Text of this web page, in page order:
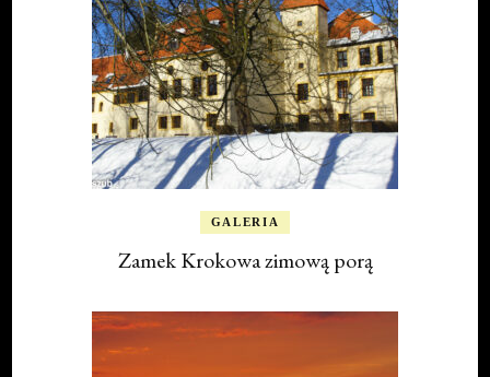
GALERIA
Zamek Krokowa zimową porą